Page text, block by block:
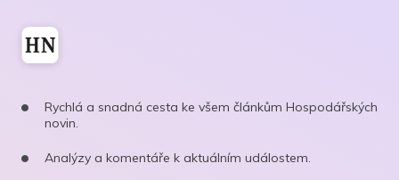
Rychlá a snadná cesta ke všem článkům Hospodářských
novin.
Analýzy a komentáře k aktuálním událostem.